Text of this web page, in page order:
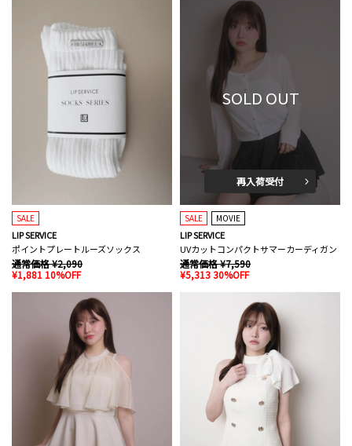
SALE
LIP SERVICE
ポイントプレートルーズソックス
通常価格 ¥2,090
¥1,881 10%OFF
SOLD OUT
再入荷受付
SALE MOVIE
LIP SERVICE
UVカットコンパクトサマーカーディガン
通常価格 ¥7,590
¥5,313 30%OFF